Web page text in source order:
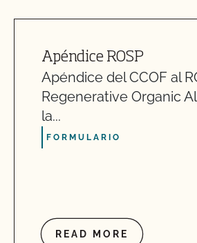
Apéndice ROSP
Apéndice del CCOF al
Regenerative Organic
la...
FORMULARIO
READ MORE